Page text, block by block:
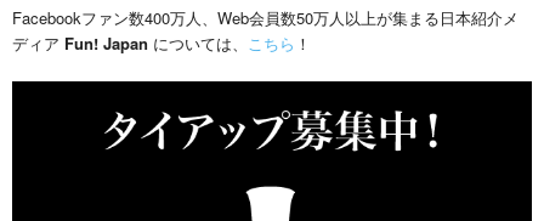
Facebookファン数400万人、Web会員数50万人以上が集まる日本紹介メ
ディア Fun! Japan については、 こちら ！